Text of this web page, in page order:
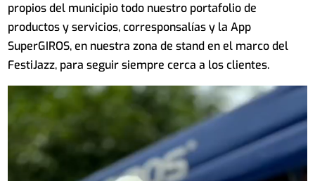
propios del municipio todo nuestro portafolio de
productos y servicios, corresponsalías y la App
SuperGIROS, en nuestra zona de stand en el marco del
FestiJazz, para seguir siempre cerca a los clientes.
Reproductor
vídeo